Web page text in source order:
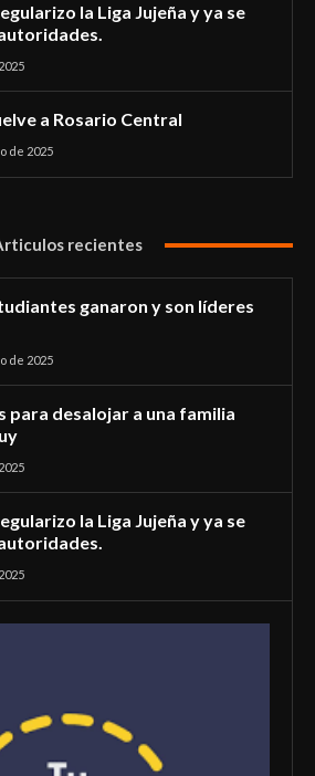
la Liga Jujeña y ya se
a Rosario Central
de 2025
recientes
ganaron y son líderes
de 2025
para desalojar a una familia
la Liga Jujeña y ya se